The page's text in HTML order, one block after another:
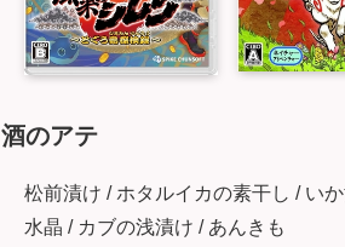
酒のアテ
松前漬け / ホタルイカの素干し / い
水晶 / カブの浅漬け / あんきも